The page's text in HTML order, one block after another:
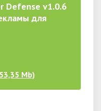
Defense v1.0.6
для
Mb)